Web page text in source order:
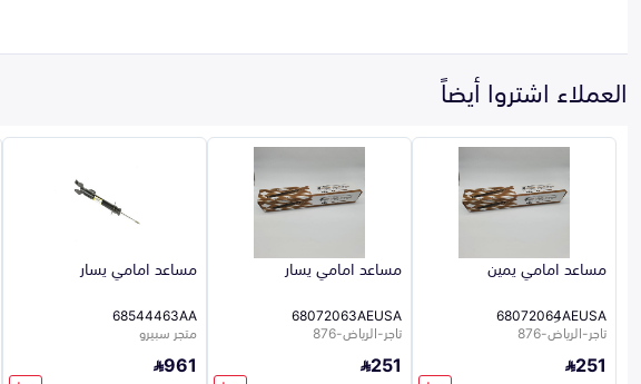
العملاء اشتروا أيضاً
مساعد امامي يمين
68072064ِAEUSA
تاجر-الرياض-876
251
مساعد امامي يسار
68072063AEUSA
تاجر-الرياض-876
251
مساعد امامي يسار
68544463AA
متجر سبيرو
961